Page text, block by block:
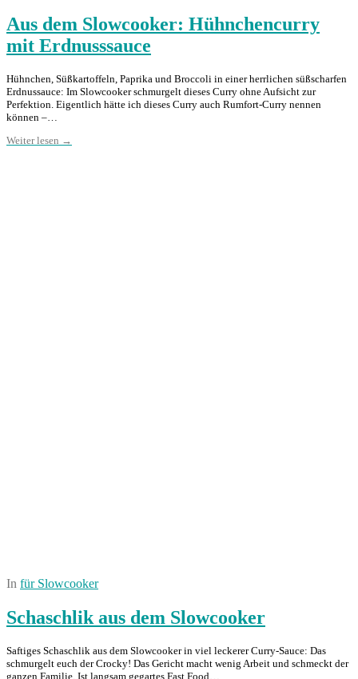
Aus dem Slowcooker: Hühnchencurry
mit Erdnusssauce
Hühnchen, Süßkartoffeln, Paprika und Broccoli in einer herrlichen süßscharfen
Erdnussauce: Im Slowcooker schmurgelt dieses Curry ohne Aufsicht zur
Perfektion. Eigentlich hätte ich dieses Curry auch Rumfort-Curry nennen
können –…
Weiter lesen →
In für Slowcooker
Schaschlik aus dem Slowcooker
Saftiges Schaschlik aus dem Slowcooker in viel leckerer Curry-Sauce: Das
schmurgelt euch der Crocky! Das Gericht macht wenig Arbeit und schmeckt der
ganzen Familie. Ist langsam gegartes Fast Food…